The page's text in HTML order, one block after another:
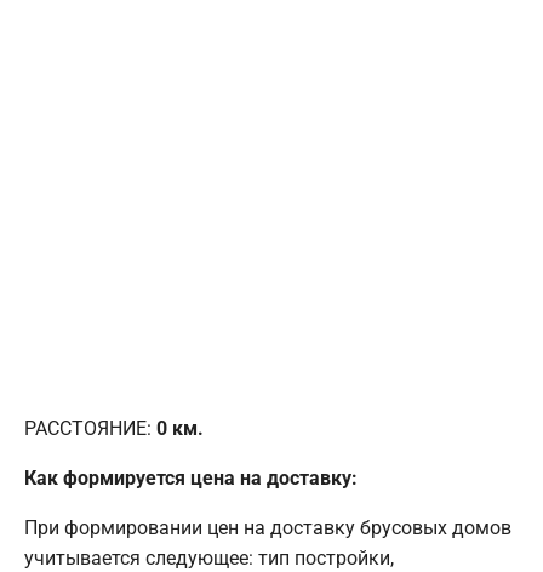
РАССТОЯНИЕ: 0 км.
Как формируется цена на доставку:
При формировании цен на доставку брусовых домов
учитывается следующее: тип постройки,